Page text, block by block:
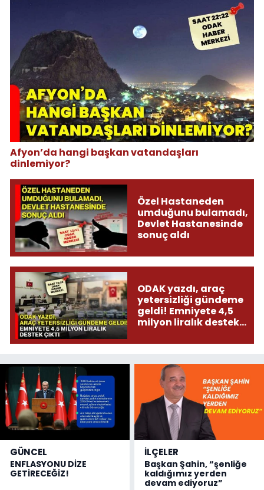
Afyon’da hangi başkan vatandaşları
dinlemiyor?
Özel Hastaneden
umduğunu bulamadı,
Devlet Hastanesinde
sonuç aldı
ODAK yazdı, araç
yetersizliği gündeme
geldi! Emniyete 4,5
milyon liralık destek
GÜNCEL
ENFLASYONU DİZE
GETİRECEĞİZ!
İLÇELER
Başkan Şahin, “şenliğe
kaldığımız yerden
devam ediyoruz”